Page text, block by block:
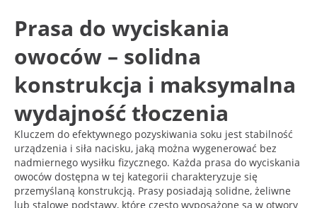
Prasa do wyciskania
owoców – solidna
konstrukcja i maksymalna
wydajność tłoczenia
Kluczem do efektywnego pozyskiwania soku jest stabilność
urządzenia i siła nacisku, jaką można wygenerować bez
nadmiernego wysiłku fizycznego. Każda prasa do wyciskania
owoców dostępna w tej kategorii charakteryzuje się
przemyślaną konstrukcją. Prasy posiadają solidne, żeliwne
lub stalowe podstawy, które często wyposażone są w otwory